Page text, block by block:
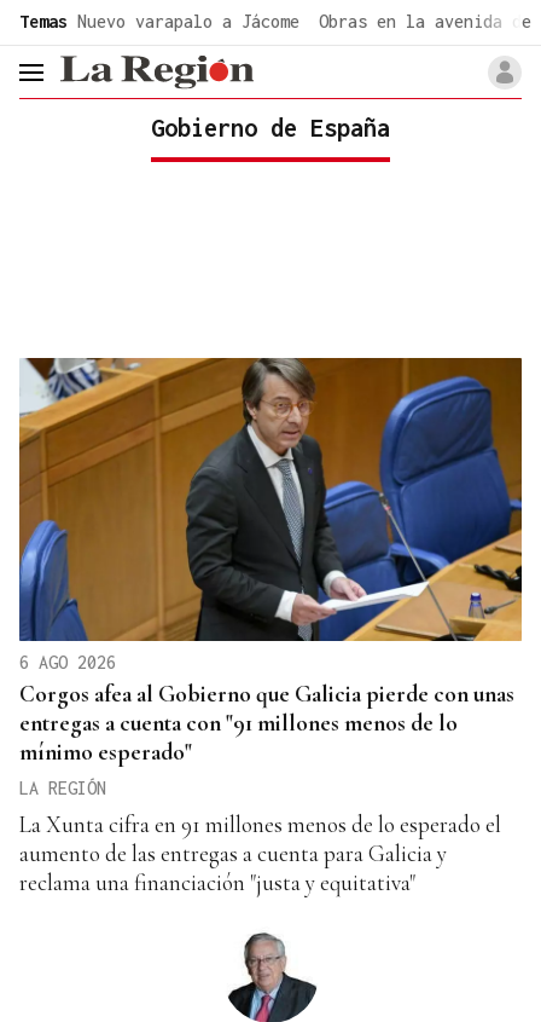
Temas Nuevo varapalo a Jácome Obras en la avenida de
header.menu.open
Gobierno de España
6 AGO 2026
Corgos afea al Gobierno que Galicia pierde con unas
entregas a cuenta con "91 millones menos de lo
mínimo esperado"
LA REGIÓN
La Xunta cifra en 91 millones menos de lo esperado el
aumento de las entregas a cuenta para Galicia y
reclama una financiación "justa y equitativa"